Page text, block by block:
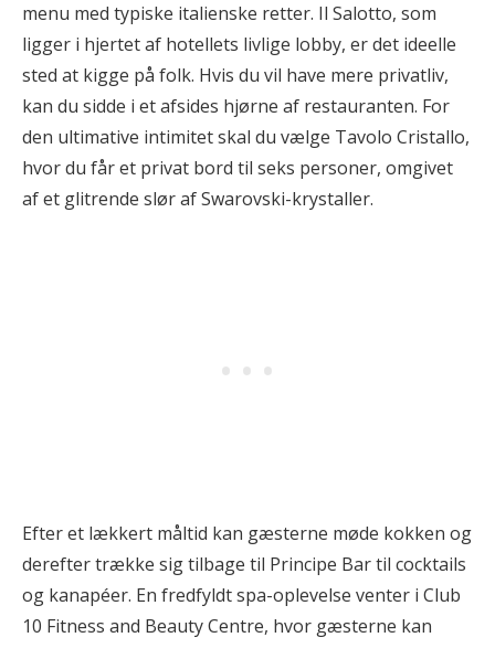
menu med typiske italienske retter. Il Salotto, som
ligger i hjertet af hotellets livlige lobby, er det ideelle
sted at kigge på folk. Hvis du vil have mere privatliv,
kan du sidde i et afsides hjørne af restauranten. For
den ultimative intimitet skal du vælge Tavolo Cristallo,
hvor du får et privat bord til seks personer, omgivet
af et glitrende slør af Swarovski-krystaller.
Efter et lækkert måltid kan gæsterne møde kokken og
derefter trække sig tilbage til Principe Bar til cocktails
og kanapéer. En fredfyldt spa-oplevelse venter i Club
10 Fitness and Beauty Centre, hvor gæsterne kan